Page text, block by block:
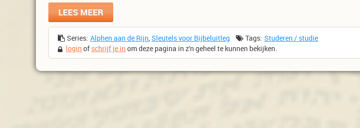
LEES MEER
Series: Alphen aan de Rijn,Sleutels voor Bijbeluitleg Tags: Studeren / studie
login of schrijf je in om deze pagina in z'n geheel te kunnen bekijken.